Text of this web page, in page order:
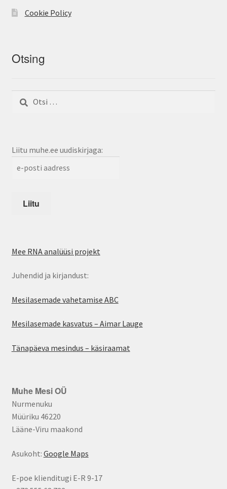
Cookie Policy
Otsing
Liitu muhe.ee uudiskirjaga:
Mee RNA analüüsi projekt
Juhendid ja kirjandust:
Mesilasemade vahetamise ABC
Mesilasemade kasvatus – Aimar Lauge
Tänapäeva mesindus – käsiraamat
Muhe Mesi OÜ
Nurmenuku
Müüriku 46220
Lääne-Viru maakond
Asukoht: Google Maps
E-poe klienditugi E-R 9-17